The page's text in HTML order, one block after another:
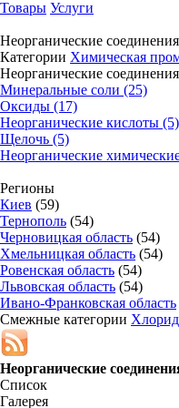
Товары Услуги
Неорганические соединения
Категории Химическая
Неорганические соединения
Минеральные соли (25)
Оксиды (17)
Неорганические кислоты (5)
Щелочь (5)
Неорганические
Регионы
Киев (59)
Тернополь (54)
Черновицкая область (54)
Хмельницкая область (54)
Ровенская область (54)
Львовская область (54)
Ивано-Франковская область
Смежные категории
Неорганические
Список
Галерея